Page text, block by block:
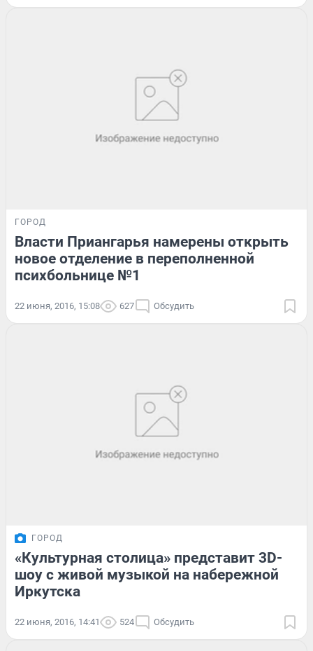
ГОРОД
Власти Приангарья намерены открыть
новое отделение в переполненной
психбольнице №1
22 июня, 2016, 15:08 627 Обсудить
ГОРОД
«Культурная столица» представит 3D-
шоу с живой музыкой на набережной
Иркутска
22 июня, 2016, 14:41 524 Обсудить